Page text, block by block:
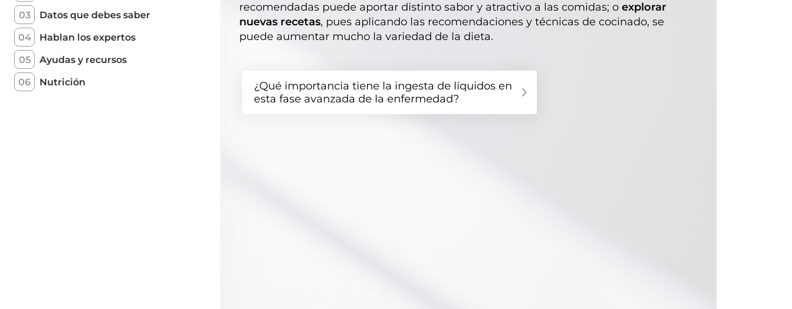
03
Datos que debes saber
04
Hablan los expertos
05
Ayudas y recursos
06
Nutrición
recomendadas puede aportar distinto sabor y atractivo a las comidas; o explorar
nuevas recetas, pues aplicando las recomendaciones y técnicas de cocinado, se
puede aumentar mucho la variedad de la dieta.
¿Qué importancia tiene la ingesta de líquidos en
esta fase avanzada de la enfermedad?